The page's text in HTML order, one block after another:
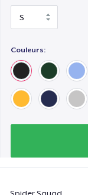
Couleurs: